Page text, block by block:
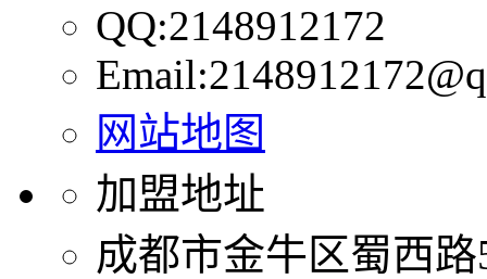
QQ:2148912172
网站地图
加盟地址
成都市金牛区蜀西